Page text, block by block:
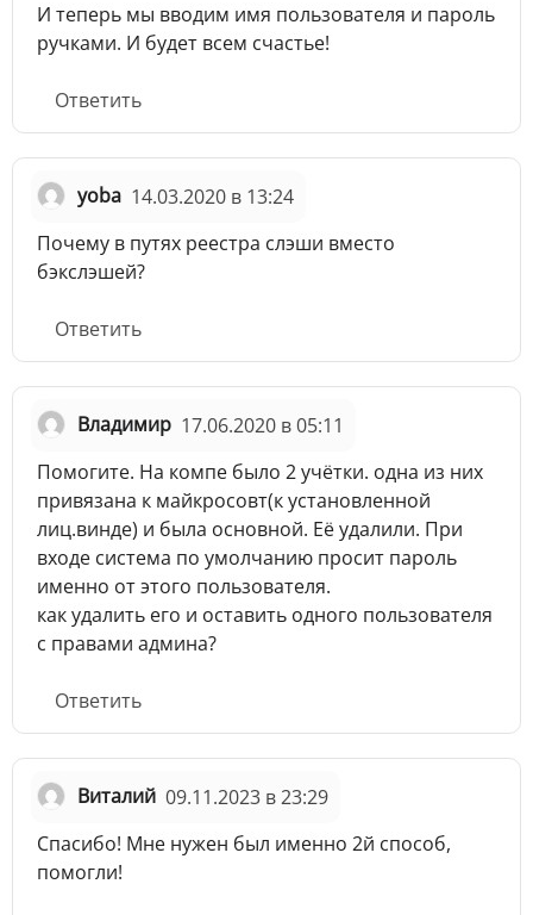
И теперь мы вводим имя пользователя и пароль
ручками. И будет всем счастье!
Ответить
yoba 14.03.2020 в 13:24
Почему в путях реестра слэши вместо
бэкслэшей?
Ответить
Владимир 17.06.2020 в 05:11
Помогите. На компе было 2 учётки. одна из них
привязана к майкросовт(к установленной
лиц.винде) и была основной. Её удалили. При
входе система по умолчанию просит пароль
именно от этого пользователя.
как удалить его и оставить одного пользователя
с правами админа?
Ответить
Виталий 09.11.2023 в 23:29
Спасибо! Мне нужен был именно 2й способ,
помогли!